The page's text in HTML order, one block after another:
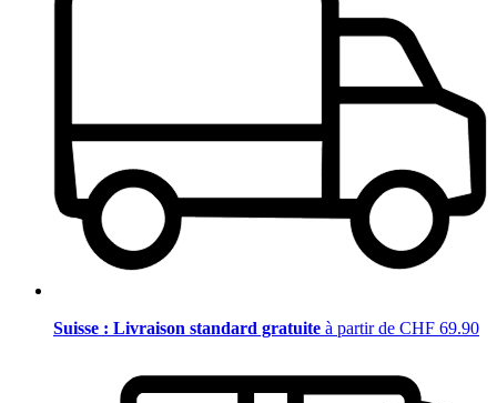
Suisse : Livraison standard gratuite à partir de CHF 69.90